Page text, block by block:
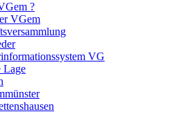
?
VGem
VG
Lage